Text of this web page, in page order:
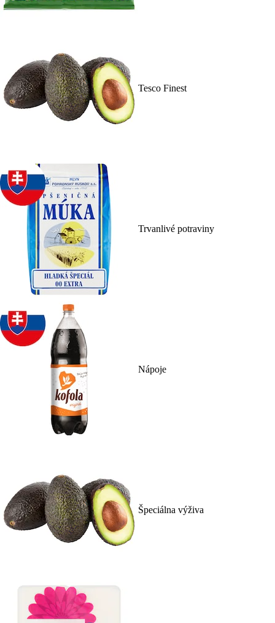
Tesco Finest
Trvanlivé potraviny
Nápoje
Špeciálna výživa